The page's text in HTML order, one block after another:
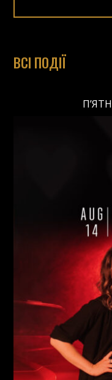
ВСІ ПОДІЇ
Виконавці:
Майовецька
Вокал
/Арсеній Яндюк (
)
/Павло